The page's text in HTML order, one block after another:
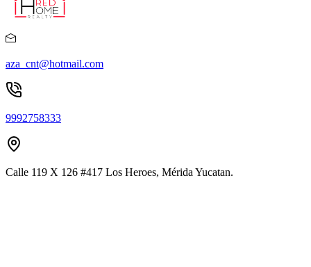
aza_cnt@hotmail.com
9992758333
Calle 119 X 126 #417 Los Heroes, Mérida Yucatan.